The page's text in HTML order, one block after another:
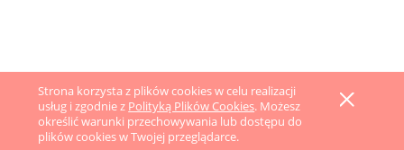
Strona korzysta z plików cookies w celu realizacji
usług i zgodnie z Polityką Plików Cookies. Możesz
określić warunki przechowywania lub dostępu do
plików cookies w Twojej przeglądarce.